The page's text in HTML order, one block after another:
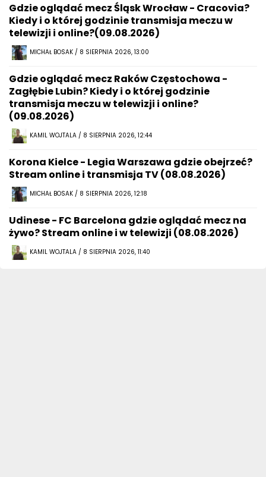
Gdzie oglądać mecz Śląsk Wrocław - Cracovia?
Kiedy i o której godzinie transmisja meczu w
telewizji i online?(09.08.2026)
MICHAŁ BOSAK / 8 SIERPNIA 2026, 13:00
Gdzie oglądać mecz Raków Częstochowa -
Zagłębie Lubin? Kiedy i o której godzinie
transmisja meczu w telewizji i online?
(09.08.2026)
KAMIL WOJTALA / 8 SIERPNIA 2026, 12:44
Korona Kielce - Legia Warszawa gdzie obejrzeć?
Stream online i transmisja TV (08.08.2026)
MICHAŁ BOSAK / 8 SIERPNIA 2026, 12:18
Udinese - FC Barcelona gdzie oglądać mecz na
żywo? Stream online i w telewizji (08.08.2026)
KAMIL WOJTALA / 8 SIERPNIA 2026, 11:40